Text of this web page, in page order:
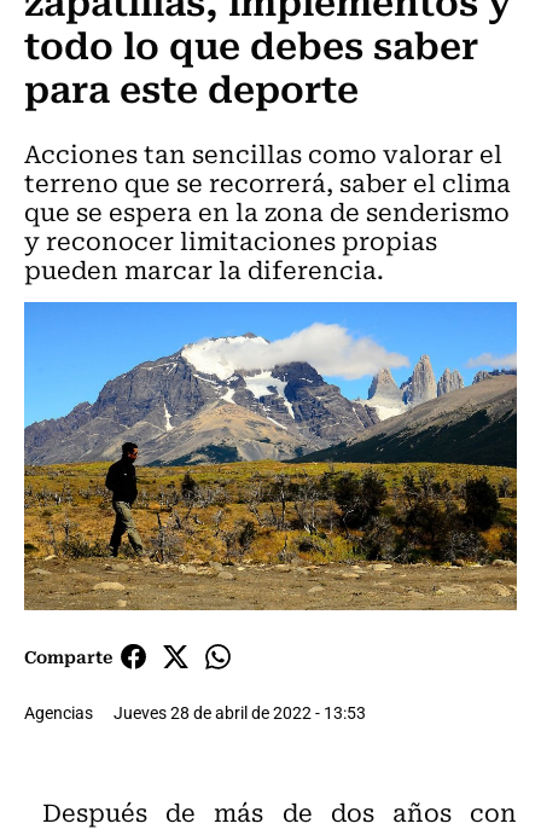
todo lo que debes saber
para este deporte
Acciones tan sencillas como valorar el
terreno que se recorrerá, saber el clima
que se espera en la zona de senderismo
y reconocer limitaciones propias
pueden marcar la diferencia.
Comparte
Agencias Jueves 28 de abril de 2022 - 13:53
Después de más de dos años con